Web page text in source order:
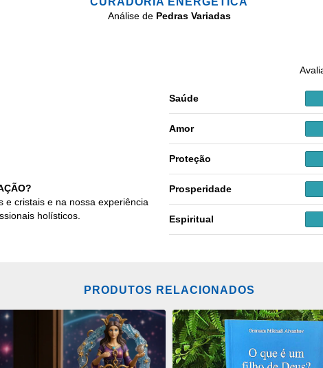
Análise de Pedras Variadas
e cristais e na nossa experiência
holísticos.
Saúde
Amor
Proteção
Prosperidade
Espiritual
PRODUTOS RELACIONADOS
ADICIONAR
OS